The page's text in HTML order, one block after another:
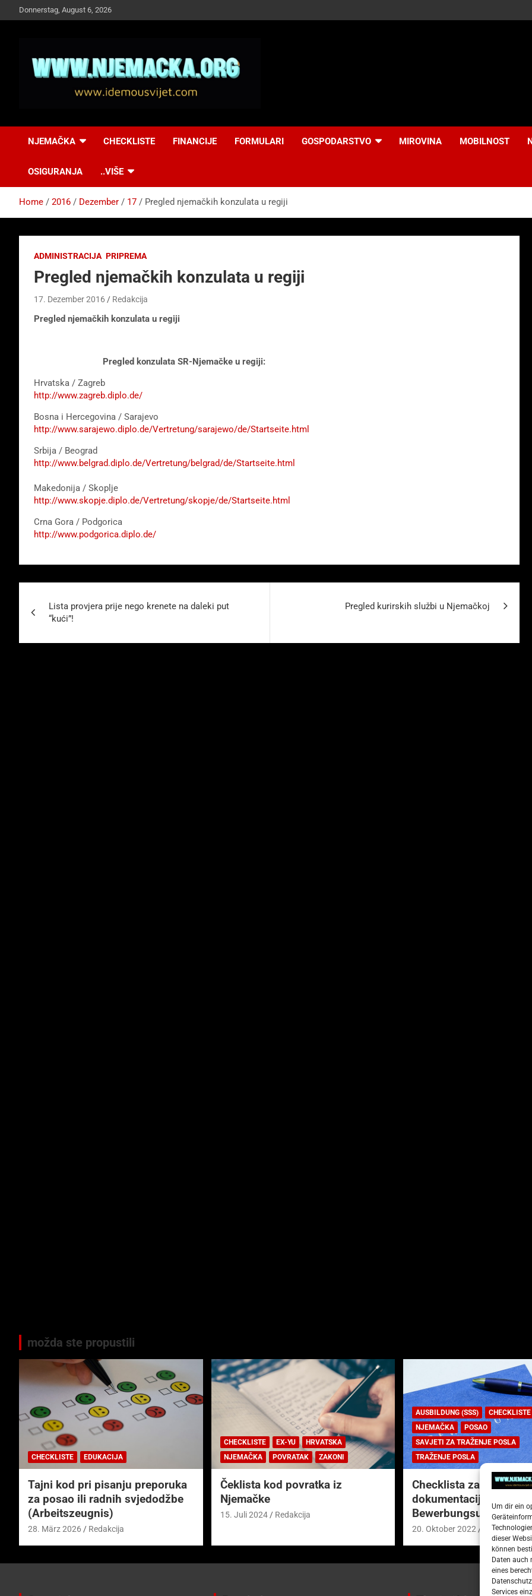
Um dir ein
dieser
können
Daten auch
eines
Services
to
Donnerstag, August 6, 2026
Idemo u Svijet-
NJEMAČKA CHECKLISTE FINANCIJE FORMULARI GOSPODARSTVO MIROVINA MOBILNOST
OSIGURANJA ..VIŠE
Home 2016 Dezember 17 Pregled njemačkih konzulata u regiji
ADMINISTRACIJA PRIPREMA
Pregled njemačkih konzulata u regiji
17. Dezember 2016 Redakcija
Pregled njemačkih konzulata u regiji
Pregled konzulata SR-Njemačke u regiji:
Hrvatska / Zagreb
http://www.zagreb.diplo.de/
Bosna i Hercegovina / Sarajevo
http://www.sarajewo.diplo.de/Vertretung/sarajewo/de/Startseite.html
Srbija / Beograd
http://www.belgrad.diplo.de/Vertretung/belgrad/de/Startseite.html
Makedonija / Skoplje
http://www.skopje.diplo.de/Vertretung/skopje/de/Startseite.html
Crna Gora / Podgorica
http://www.podgorica.diplo.de/
Lista provjera prije nego krenete na daleki put
“kući”!
Pregled kurirskih službi u Njemačkoj
možda ste propustili
CHECKLISTE EDUKACIJA
Tajni kod pri pisanju preporuka
za posao ili radnih svjedodžbe
(Arbeitszeugnis)
28. März 2026 Redakcija
CHECKLISTE EX-YU
HRVATSKA
NJEMAČKA
POVRATAK ZAKONI
Čeklista kod povratka iz
Njemačke
15. Juli 2024 Redakcija
AUSBILDUNG (SSS)
CHECKLISTE
NJEMAČKA
POSAO
SAVJETI ZA TRAŽENJE POSLA
TRAŽENJE POSLA
Checklista za prijavnu
dokumentaciju (njem.
20. Oktober 2022 Redakcija